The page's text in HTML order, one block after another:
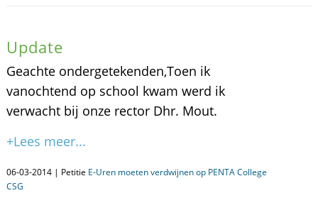
Update
Geachte ondergetekenden,Toen ik
vanochtend op school kwam werd ik
verwacht bij onze rector Dhr. Mout.
+Lees meer...
06-03-2014 | Petitie E-Uren moeten verdwijnen op PENTA College
CSG